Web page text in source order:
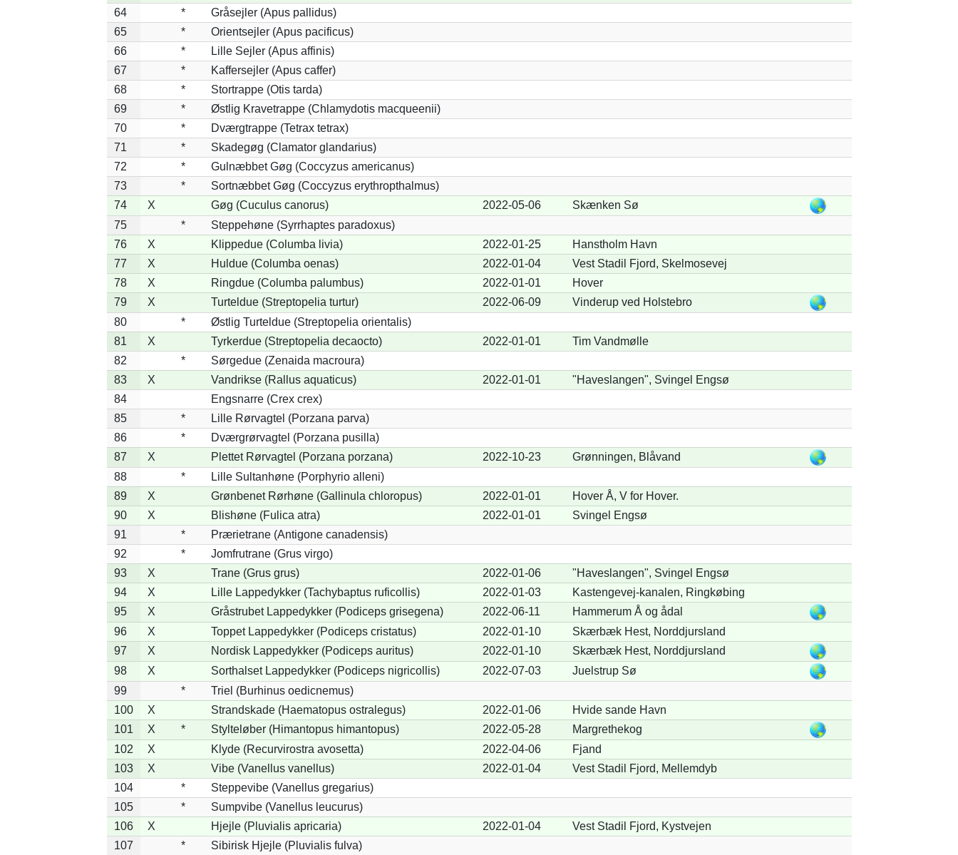
64
*
Gråsejler (Apus pallidus)
65
*
Orientsejler (Apus pacificus)
66
*
Lille Sejler (Apus affinis)
67
*
Kaffersejler (Apus caffer)
68
*
Stortrappe (Otis tarda)
69
*
Østlig Kravetrappe (Chlamydotis macqueenii)
70
*
Dværgtrappe (Tetrax tetrax)
71
*
Skadegøg (Clamator glandarius)
72
*
Gulnæbbet Gøg (Coccyzus americanus)
73
*
Sortnæbbet Gøg (Coccyzus erythropthalmus)
74
X Gøg (Cuculus canorus) 2022-05-06
Skænken Sø
75
*
Steppehøne (Syrrhaptes paradoxus)
76
X Klippedue (Columba livia) 2022-01-25
Hanstholm Havn
77
X Huldue (Columba oenas) 2022-01-04
Vest Stadil Fjord, Skelmosevej
78
X Ringdue (Columba palumbus) 2022-01-01
Hover
79
X Turteldue (Streptopelia turtur) 2022-06-09
Vinderup ved Holstebro
80
*
Østlig Turteldue (Streptopelia orientalis)
81
X Tyrkerdue (Streptopelia decaocto) 2022-01-01
Tim Vandmølle
82
*
Sørgedue (Zenaida macroura)
83
X Vandrikse (Rallus aquaticus) 2022-01-01
"Haveslangen", Svingel Engsø
84
Engsnarre (Crex crex)
85
*
Lille Rørvagtel (Porzana parva)
86
*
Dværgrørvagtel (Porzana pusilla)
87
X Plettet Rørvagtel (Porzana porzana) 2022-10-23
Grønningen, Blåvand
88
*
Lille Sultanhøne (Porphyrio alleni)
89
X Grønbenet Rørhøne (Gallinula chloropus) 2022-01-01
Hover Å, V for Hover.
90
X Blishøne (Fulica atra) 2022-01-01
Svingel Engsø
91
*
Prærietrane (Antigone canadensis)
92
*
Jomfrutrane (Grus virgo)
93
X Trane (Grus grus) 2022-01-06
"Haveslangen", Svingel Engsø
94
X Lille Lappedykker (Tachybaptus ruficollis) 2022-01-03
Kastengevej-kanalen, Ringkøbing
95
X Gråstrubet Lappedykker (Podiceps grisegena) 2022-06-11
Hammerum Å og ådal
96
X Toppet Lappedykker (Podiceps cristatus) 2022-01-10
Skærbæk Hest, Norddjursland
97
X Nordisk Lappedykker (Podiceps auritus) 2022-01-10
Skærbæk Hest, Norddjursland
98
X Sorthalset Lappedykker (Podiceps nigricollis) 2022-07-03
Juelstrup Sø
99
*
Triel (Burhinus oedicnemus)
100
X Strandskade (Haematopus ostralegus) 2022-01-06
Hvide sande Havn
101
X * Stylteløber (Himantopus himantopus) 2022-05-28
Margrethekog
102
X Klyde (Recurvirostra avosetta) 2022-04-06
Fjand
103
X Vibe (Vanellus vanellus) 2022-01-04
Vest Stadil Fjord, Mellemdyb
104
*
Steppevibe (Vanellus gregarius)
105
*
Sumpvibe (Vanellus leucurus)
106
X Hjejle (Pluvialis apricaria) 2022-01-04
Vest Stadil Fjord, Kystvejen
107
* Sibirisk Hjejle (Pluvialis fulva)